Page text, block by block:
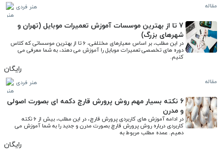
مقاله هنر فردی
7 تا از بهترین موسسات آموزش تعمیرات موبایل (تهران و
شهرهای بزرگ)
کنیم.
رایگان
مقاله هنر فردی
6 نکته بسیار مهم روش پرورش قارچ دکمه ای بصورت اصولی
و مدرن
دهیم. عمده مطلب مربوط به
رایگان